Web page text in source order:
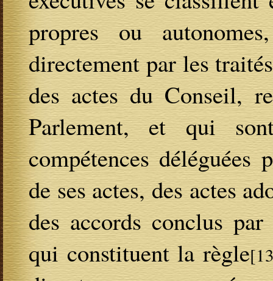
propres ou
directement par les
des actes du Conseil,
Parlement, et qui
compétences
de ses actes, des actes
des accords conclus
qui constituent la règle